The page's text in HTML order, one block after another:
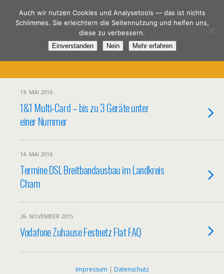
Spar-DSL.de
Kategorien ›Angebote
19. MAI 2016
1&1 Multi-Card – bis zu 3 Geräte unter
einer Nummer
14. MAI 2016
Termine DSL Breitbandausbau im Landkreis
Cham
26. NOVEMBER 2015
Vodafone Zuhause Festnetz Flat FAQ
Impressum | Datenschutz
Auch wir nutzen Cookies und Analysetools — das ist nichts
Schlimmes. Sie erleichtern die Seitennutzung und helfen uns,
diese zu verbessern.
Einverstanden Nein Mehr erfahren